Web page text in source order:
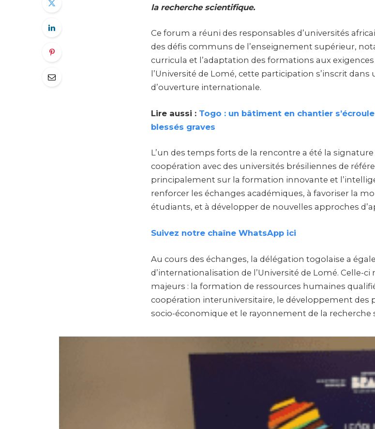
la recherche scientifique.
Ce forum a réuni des responsables d’universités
des défis communs de l’enseignement supérieur,
curricula et l’adaptation des formations aux
l’Université de Lomé, cette participation s’inscrit
d’ouverture internationale.
Lire aussi : Togo : un bâtiment en chantier
blessés graves
L’un des temps forts de la rencontre a été la
coopération avec des universités brésiliennes de
principalement sur la formation innovante et
renforcer les échanges académiques, à favoriser la
étudiants, et à développer de nouvelles approches
Suivez notre chaîne WhatsApp ici
Au cours des échanges, la délégation togolaise a
d’internationalisation de l’Université de Lomé. Celle-ci
majeurs : la formation de ressources humaines
coopération interuniversitaire, le développement des
socio-économique et le rayonnement de la recherche